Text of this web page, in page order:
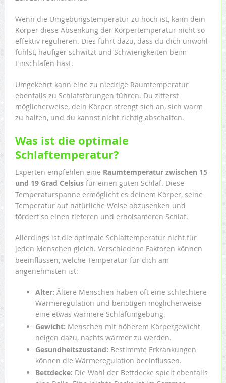
Wenn die Umgebungstemperatur zu hoch ist, kann dein
Körper diese Absenkung der Körpertemperatur nicht so
effektiv regulieren. Dies führt dazu, dass du dich unwohl
fühlst, häufiger schwitzt und Schwierigkeiten beim
Einschlafen hast.
Umgekehrt kann eine zu niedrige Raumtemperatur
ebenfalls zu Schlafstörungen führen. Du zitterst
möglicherweise, dein Körper strengt sich an, sich warm
zu halten, und du kannst nicht richtig abschalten.
Was ist die optimale
Schlaftemperatur?
Experten empfehlen eine Raumtemperatur zwischen 15
und 19 Grad Celsiusfür einen guten Schlaf. Diese
Temperaturspanne ermöglicht es deinem Körper, seine
Temperatur auf natürliche Weise abzusenken und
fördert so einen tieferen und erholsameren Schlaf.
Allerdings ist die optimale Schlaftemperatur nicht für
jeden Menschen gleich. Verschiedene Faktoren können
beeinflussen, welche Temperatur für dich am
angenehmsten ist:
Alter: Ältere Menschen haben oft eine schlechtere
Wärmeregulation und benötigen möglicherweise
eine etwas wärmere Schlafumgebung.
Gewicht: Menschen mit höherem Körpergewicht
neigen dazu, nachts wärmer zu werden.
Gesundheitszustand: Bestimmte Erkrankungen
können die Wärmeregulation beeinflussen.
Bettdecke: Die Wahl der Bettdecke spielt ebenfalls